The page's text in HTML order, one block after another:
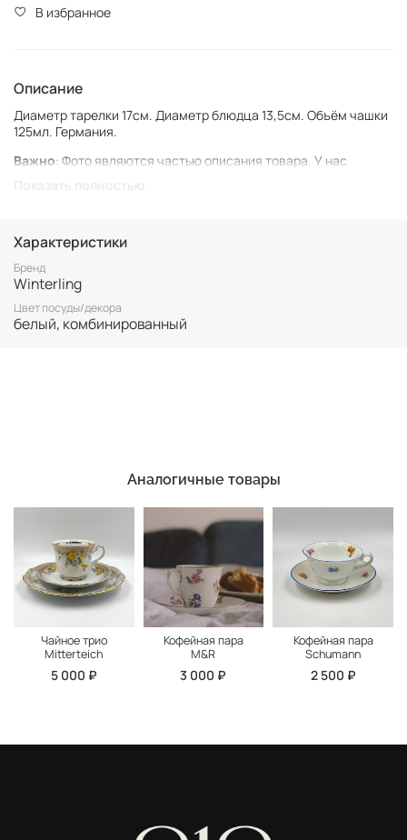
В избранное
Описание
Диаметр тарелки 17см. Диаметр блюдца 13,5см. Объём чашки
125мл. Германия.
Важно: Фото являются частью описания товара. У нас
времени и использования.
размеру и состоянию уточняйте перед покупкой.
Все товары представлены в единственном экземпляре. Бронь
возможна только после 100% оплаты.
Неоплаченные заказы аннулируются.
Показать полностью
Характеристики
Бренд
Winterling
Цвет посуды/декора
белый, комбинированный
Аналогичные товары
Чайное трио
Mitterteich
5 000 ₽
Кофейная пара
M&R
3 000 ₽
Кофейная пара
Schumann
2 500 ₽